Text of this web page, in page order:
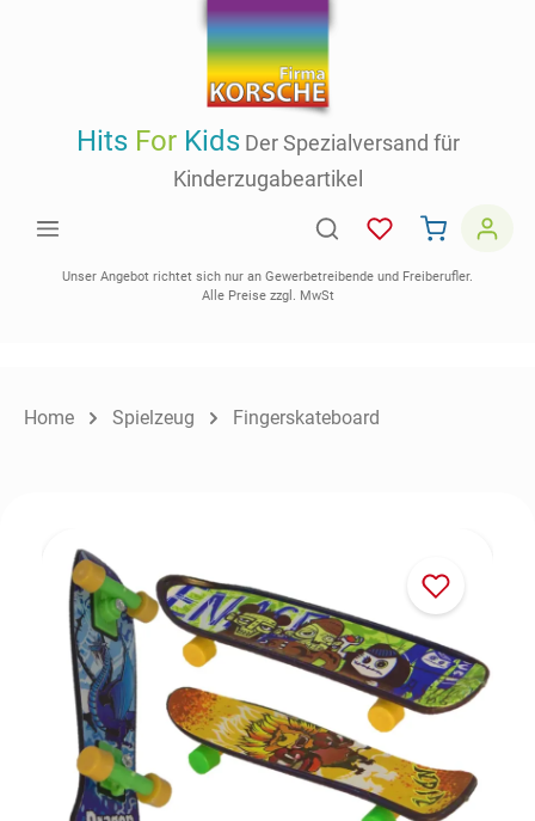
HitsForKidsDer Spezialversand für
Kinderzugabeartikel
Unser Angebot richtet sich nur an Gewerbetreibende und Freiberufler.
Alle Preise zzgl. MwSt
Home Spielzeug Fingerskateboard